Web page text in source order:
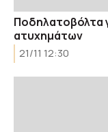
Ποδηλατοβόλτα
ατυχημάτων
21/11 12:30